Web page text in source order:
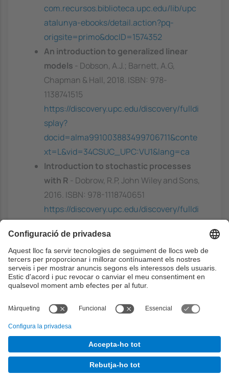
com.recursos.biblioteca.upc.edu/lib/upc
atalunya-ebooks/detail.action?pq-
origsite=primo&docID=1574352
An introduction to generalized linear
models
- Dobson, A.J.; Barnett, A.G,
Chapman & Hall, 2018. ISBN: 978-
1138741515
https://discovery.upc.edu/discovery/fulldi
splay?
docid=alma991003883499706711&conte
xt=L&vid=34CSUC_UPC:VU1&lang=ca
Introduction to stochastic processes
with R
- Dobrow, R.P, John Wiley and Sons,
2016. ISBN: 978-1118740651
https://discovery.upc.edu/discovery/fulldi
splay?
docid=alma991004157259706711&contex
t=L&vid=34CSUC_UPC:VU1&lang=ca
Capacitats prèvies
L'estudiant ha d'haver assolit de forma
satisfactòria els continguts d el'assignatura
de PiE1 i de Càlcul.